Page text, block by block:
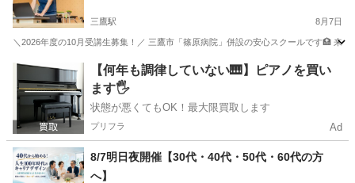
介護スクール】
三鷹駅 8月7日
＼2026年度の10月受講生募集！／ 三鷹市「篠原病院」併設の安心スクールです🏥 来
東京 三鷹市 三鷹駅 介護福祉士 クラス
【何年も調律していない🎹】ピアノを買い
ます🖐️
状態が悪くてもOK！最大限買取します
プリフラ Ad
8/7明日夜開催【30代・40代・50代・60代の方
へ】